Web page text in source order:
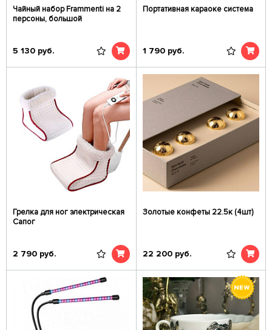
Чайный набор Frammenti на 2
персоны, большой
5 130 руб.
Портативная караоке система
1 790 руб.
Грелка для ног электрическая
Сапог
2 790 руб.
Золотые конфеты 22.5к (4шт)
22 200 руб.